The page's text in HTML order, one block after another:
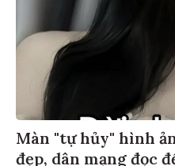
Màn "tự hủy" hình
đẹp, dân mạng đọc